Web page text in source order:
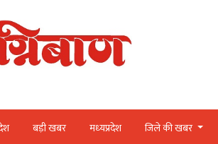
बड़ी खबर मध्‍यप्रदेश जिले की खबर